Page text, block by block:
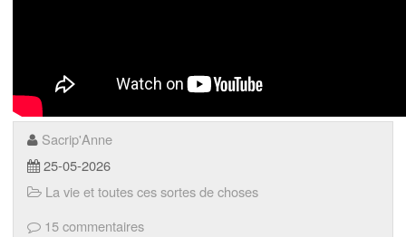
Sacrip'Anne
25-05-2026
La vie et toutes ces sortes de choses
15 commentaires